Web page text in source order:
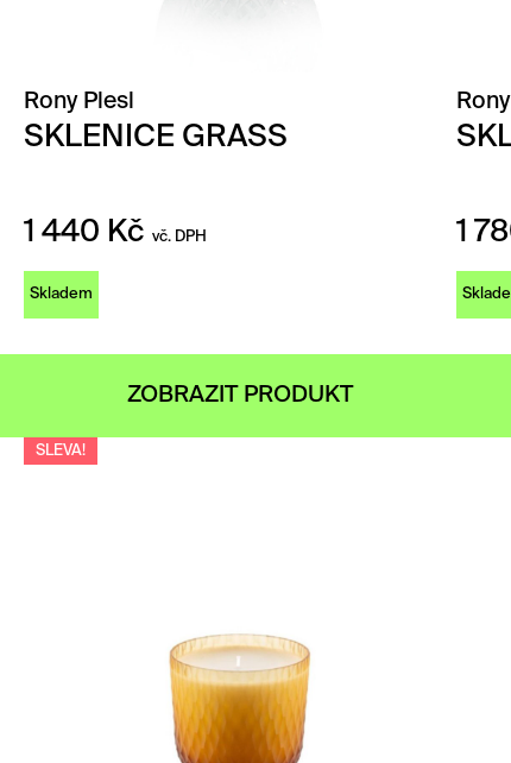
Rony Plesl
SKLENICE GRASS
1 440 Kč vč. DPH
Skladem
ZOBRAZIT PRODUKT
1
SLEVA!